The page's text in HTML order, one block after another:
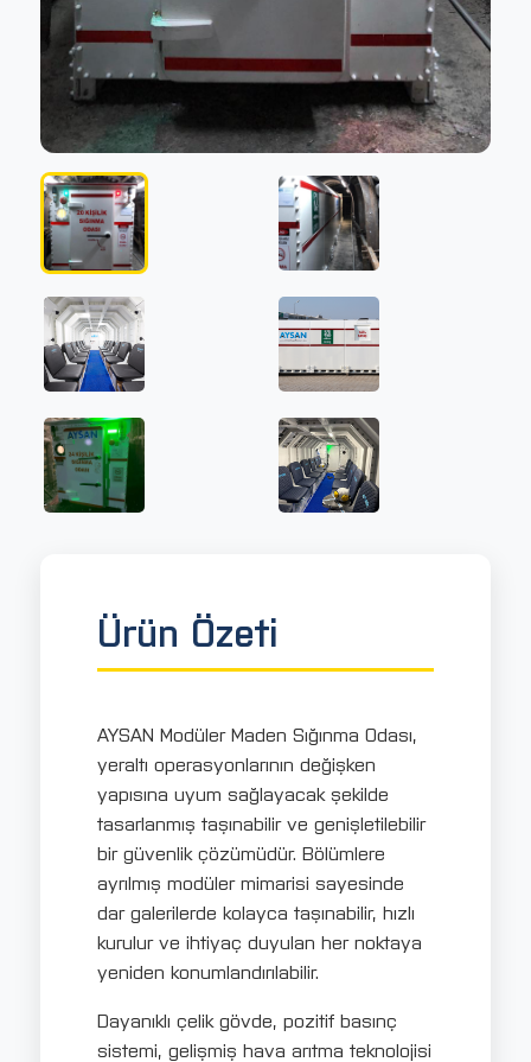
Ürün Özeti
AYSAN Modüler Maden Sığınma Odası,
yeraltı operasyonlarının değişken
yapısına uyum sağlayacak şekilde
tasarlanmış taşınabilir ve genişletilebilir
bir güvenlik çözümüdür. Bölümlere
ayrılmış modüler mimarisi sayesinde
dar galerilerde kolayca taşınabilir, hızlı
kurulur ve ihtiyaç duyulan her noktaya
yeniden konumlandırılabilir.
Dayanıklı çelik gövde, pozitif basınç
sistemi, gelişmiş hava arıtma teknolojisi